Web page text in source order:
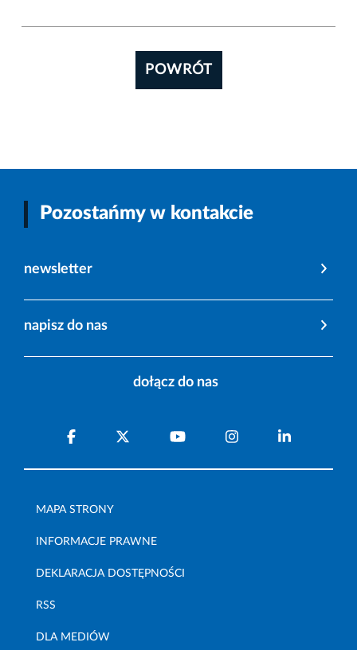
POWRÓT
Pozostańmy w kontakcie
newsletter
napisz do nas
dołącz do nas
MAPA STRONY
INFORMACJE PRAWNE
DEKLARACJA DOSTĘPNOŚCI
RSS
DLA MEDIÓW